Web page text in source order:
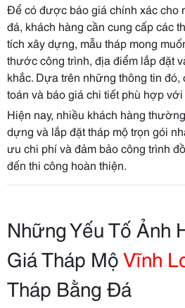
Để có được báo giá chính xác cho
đá, khách hàng cần cung cấp các
tích xây dựng, mẫu tháp mong
thước công trình, địa điểm lắp đặt
khắc. Dựa trên những thông tin
toán và báo giá chi tiết phù hợp
Hiện nay, nhiều khách hàng
dựng và lắp đặt tháp mộ trọn gói
ưu chi phí và đảm bảo công trình
đến thi công hoàn thiện.
Những Yếu Tố Ảnh
Giá Tháp MộVĩnh
Tháp Bằng Đá